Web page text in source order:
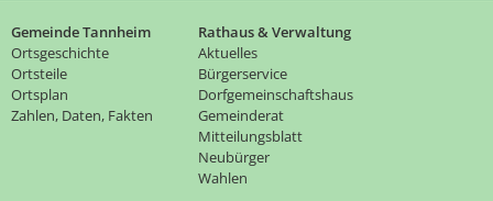
Gemeinde Tannheim
Ortsgeschichte
Ortsteile
Ortsplan
Zahlen, Daten, Fakten
Rathaus & Verwaltung
Aktuelles
Bürgerservice
Dorfgemeinschaftshaus
Gemeinderat
Mitteilungsblatt
Neubürger
Wahlen